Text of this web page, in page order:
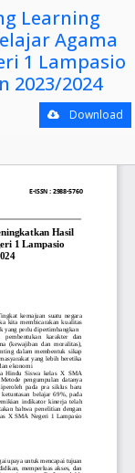
Learning
Agama
1 Lampasio
2023/2024
Download